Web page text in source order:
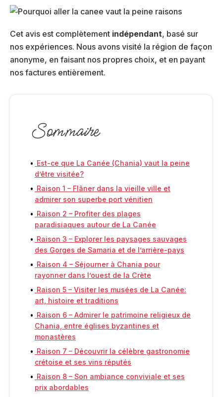
Cet avis est complètement indépendant, basé sur
nos expériences. Nous avons visité la région de façon
anonyme, en faisant nos propres choix, et en payant
nos factures entièrement.
Sommaire
Est-ce que La Canée (Chania) vaut la peine
d’être visitée?
Raison 1 – Flâner dans la vieille ville et
admirer son superbe port vénitien
Raison 2 – Profiter des plages
paradisiaques autour de La Canée
Raison 3 – Explorer les paysages sauvages
des Gorges de Samaria et de l’arrière-pays
Raison 4 – Séjourner à Chania pour
rayonner dans l’ouest de la Crète
Raison 5 – Visiter les musées de La Canée:
art, histoire et traditions
Raison 6 – Admirer le patrimoine religieux de
Chania, entre églises byzantines et
monastères
Raison 7 – Découvrir la célèbre gastronomie
crétoise et ses vins réputés
Raison 8 – Son ambiance conviviale et ses
prix abordables